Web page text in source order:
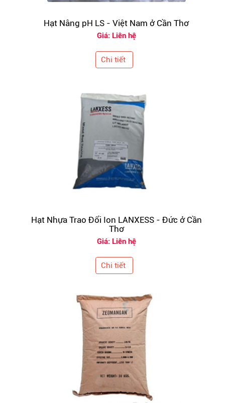
Hạt Nâng pH LS - Việt Nam ở Cần Thơ
Giá: Liên hệ
Chi tiết
Hạt Nhựa Trao Đổi Ion LANXESS - Đức ở Cần
Thơ
Giá: Liên hệ
Chi tiết